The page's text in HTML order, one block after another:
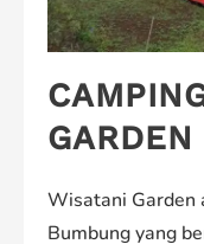
GARDEN
Wisatani Garden
Bumbung yang